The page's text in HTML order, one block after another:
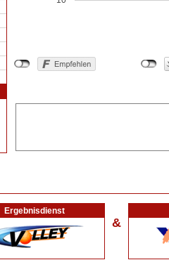
Ergebnisdienst
&